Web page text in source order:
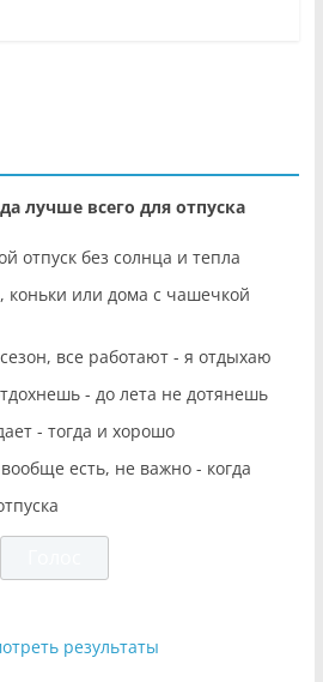
лучше всего для отпуска
отпуск без солнца и тепла
коньки или дома с чашечкой
все работают - я отдыхаю
- до лета не дотянешь
- тогда и хорошо
есть, не важно - когда
результаты